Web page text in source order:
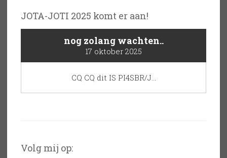
JOTA-JOTI 2025 komt er aan!
nog zolang wachten..
17 oktober 2025
CQ CQ dit IS PI4SBR/J...
Volg mij op: